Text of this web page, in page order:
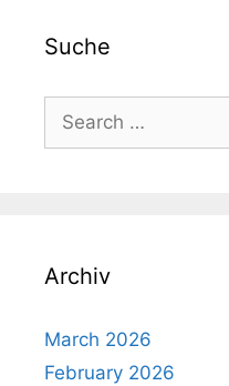
Suche
Search
for:
Archiv
March 2026
February 2026